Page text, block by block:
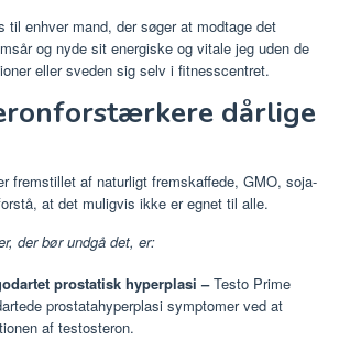
til enhver mand, der søger at modtage det
og nyde sit energiske og vitale jeg uden de
eller sveden sig selv i fitnesscentret.
dårlige
fremstillet af naturligt fremskaffede, GMO, soja-
at det muligvis ikke er egnet til alle.
der bør undgå det, er:
prostatisk hyperplasi –Testo Prime
prostatahyperplasi symptomer ved at
af ​​testosteron.